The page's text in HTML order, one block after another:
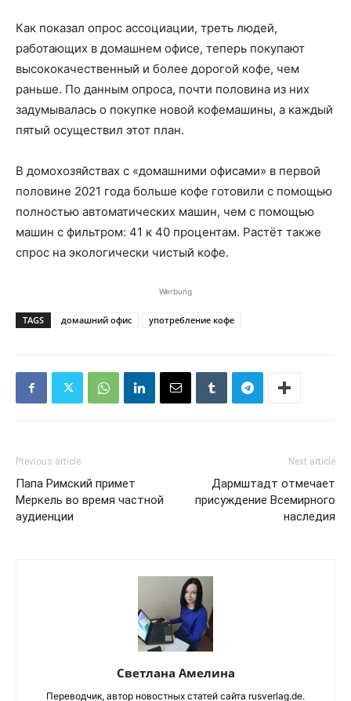
Как показал опрос ассоциации, треть людей,
работающих в домашнем офисе, теперь покупают
высококачественный и более дорогой кофе, чем
раньше. По данным опроса, почти половина из них
задумывалась о покупке новой кофемашины, а каждый
пятый осуществил этот план.
В домохозяйствах с «домашними офисами» в первой
половине 2021 года больше кофе готовили с помощью
полностью автоматических машин, чем с помощью
машин с фильтром: 41 к 40 процентам. Растёт также
спрос на экологически чистый кофе.
Werbung
TAGS домашний офис употребление кофе
Previous article
Папа Римский примет
Меркель во время частной
аудиенции
Next article
Дармштадт отмечает
присуждение Всемирного
наследия
Светлана Амелина
Переводчик, автор новостных статей сайта rusverlag.de.